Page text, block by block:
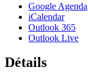
Google Agenda
iCalendar
Outlook 365
Outlook Live
Détails